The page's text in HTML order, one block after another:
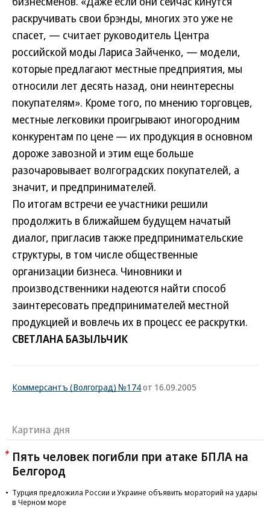
раскручивать свои брэнды, многих это уже не
спасет, — считает руководитель Центра
российской моды Лариса Зайченко, — модели,
которые предлагают местные предприятия, мы
относили лет десять назад, они неинтересны
покупателям». Кроме того, по мнению торговцев,
местные легковики проигрывают иногородним
конкурентам по цене — их продукция в основном
дороже завозной и этим еще больше
разочаровывает волгоградских покупателей, а
значит, и предпринимателей.
По итогам встречи ее участники решили
продолжить в ближайшем будущем начатый
диалог, пригласив также предпринимательские
структуры, в том числе общественные
организации бизнеса. Чиновники и
производственники надеются найти способ
заинтересовать предпринимателей местной
продукцией и вовлечь их в процесс ее раскрутки.
СВЕТЛАНА БАЗЫЛЬЧИК
Коммерсантъ (Волгоград) №174от 16.09.2005
Картина дня
Пять человек погибли при атаке БПЛА на
Белгород
Турция предложила России и Украине объявить мораторий на удары
в Черном море